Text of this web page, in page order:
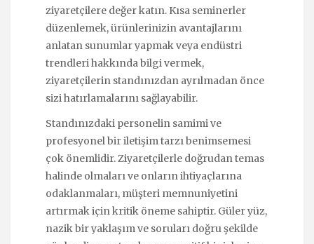
ziyaretçilere değer katın. Kısa seminerler
düzenlemek, ürünlerinizin avantajlarını
anlatan sunumlar yapmak veya endüstri
trendleri hakkında bilgi vermek,
ziyaretçilerin standınızdan ayrılmadan önce
sizi hatırlamalarını sağlayabilir.
Standınızdaki personelin samimi ve
profesyonel bir iletişim tarzı benimsemesi
çok önemlidir. Ziyaretçilerle doğrudan temas
halinde olmaları ve onların ihtiyaçlarına
odaklanmaları, müşteri memnuniyetini
artırmak için kritik öneme sahiptir. Güler yüz,
nazik bir yaklaşım ve soruları doğru şekilde